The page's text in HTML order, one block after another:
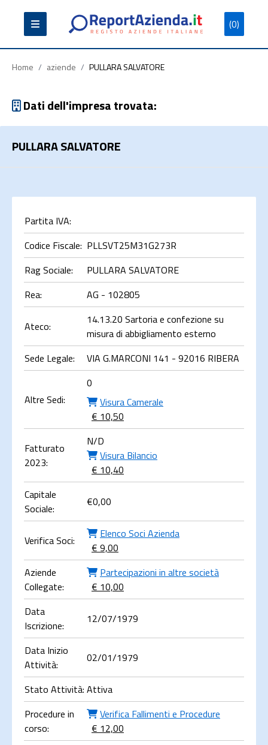
(0)
Partita
Iva
Codice
Fiscale
Ragione
Sociale
Cerca
Home / aziende / PULLARA SALVATORE
Dati dell'impresa trovata:
PULLARA SALVATORE
Partita IVA:
Codice Fiscale: PLLSVT25M31G273R
Rag Sociale:
PULLARA SALVATORE
Rea:
AG - 102805
Ateco:
14.13.20 Sartoria e confezione su
misura di abbigliamento esterno
Sede Legale:
VIA G.MARCONI 141 - 92016 RIBERA
Altre Sedi:
0
Visura Camerale
€ 10,50
Fatturato
2023:
N/D
Visura Bilancio
€ 10,40
Capitale
Sociale:
€0,00
Verifica Soci:
Elenco Soci Azienda
€ 9,00
Aziende
Collegate:
Partecipazioni in altre società
€ 10,00
Data
Iscrizione:
12/07/1979
Data Inizio
Attività:
02/01/1979
Stato Attività: Attiva
Procedure in
corso:
Verifica Fallimenti e Procedure
€ 12,00